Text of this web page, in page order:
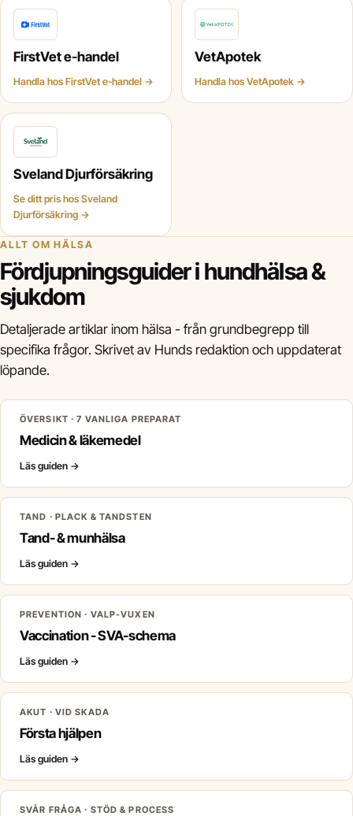
FirstVet e-handel
Handla hos FirstVet e-handel →
VetApotek
Handla hos VetApotek →
Sveland Djurförsäkring
Se ditt pris hos Sveland
Djurförsäkring →
ALLT OM HÄLSA
Fördjupningsguider i hundhälsa &
sjukdom
Detaljerade artiklar inom hälsa - från grundbegrepp till
specifika frågor. Skrivet av Hunds redaktion och uppdaterat
löpande.
ÖVERSIKT · 7 VANLIGA PREPARAT
Medicin & läkemedel
Läs guiden →
TAND · PLACK & TANDSTEN
Tand- & munhälsa
Läs guiden →
PREVENTION · VALP-VUXEN
Vaccination - SVA-schema
Läs guiden →
AKUT · VID SKADA
Första hjälpen
Läs guiden →
SVÅR FRÅGA · STÖD & PROCESS